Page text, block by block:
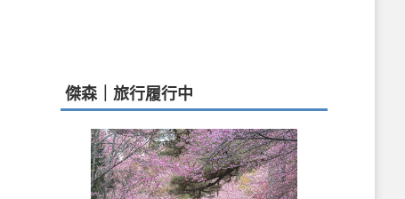
傑森｜旅行履行中